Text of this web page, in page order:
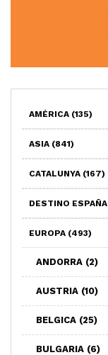
AMÉRICA (135)
ASIA (841)
CATALUNYA (167)
DESTINO ESPAÑA
EUROPA (493)
ANDORRA (2)
AUSTRIA (10)
BELGICA (25)
BULGARIA (6)